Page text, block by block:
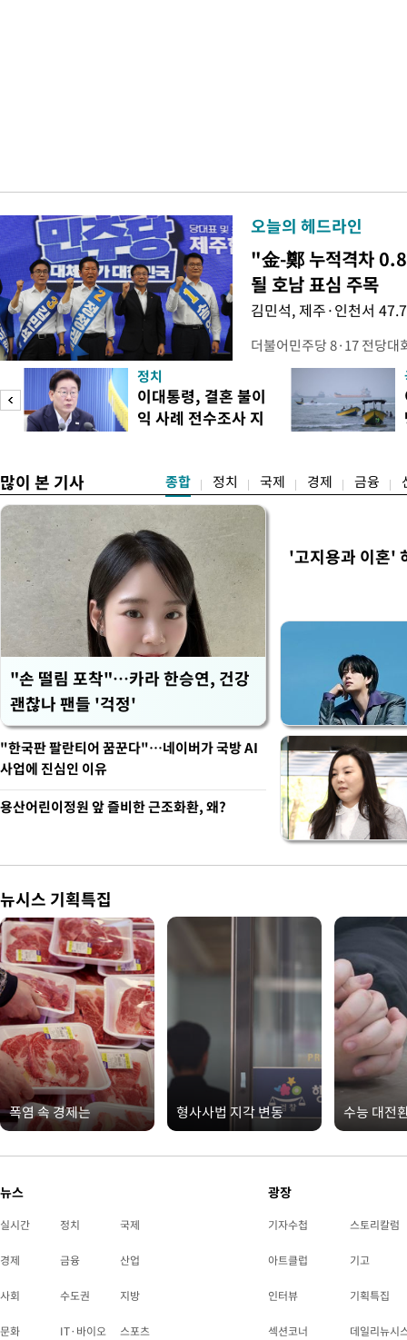
오늘의 헤드라인
"金-鄭 누적격차
될 호남 표심 주목
김민석, 제주·인천서
더불어민주당 8·17 전당대
보가 8일 제주·인천 지역
다. 앞서 정청래 후보 우세
·울산·경남 경선에서 1승
제주·인천 경선에서 이기
정치
이대통령, 결혼 불이
익 사례 전수조사 지
많이 본 기사 종합 정치 국제 경제 금융
"손 떨림 포착"…카라 한승연, 건강
괜찮나 팬들 '걱정'
'고지용과 이혼'
"한국판 팔란티어 꿈꾼다"…네이버가 국방 AI
사업에 진심인 이유
용산어린이정원 앞 즐비한 근조화환, 왜?
뉴시스 기획특집
폭염 속 경제는 형사사법 지각 변동 수능 대전
뉴스
실시간 정치 국제
경제 금융 산업
사회 수도권 지방
문화 IT·바이오 스포츠
광장
기자수첩 스토리칼럼
아트클럽 기고
인터뷰 기획특집
섹션코너 데일리뉴시